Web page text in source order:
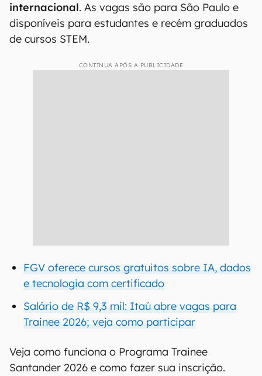
internacional. As vagas são para São Paulo e
disponíveis para estudantes e recém graduados
de cursos STEM.
CONTINUA APÓS A PUBLICIDADE
FGV oferece cursos gratuitos sobre IA, dados
e tecnologia com certificado
Salário de R$ 9,3 mil: Itaú abre vagas para
Trainee 2026; veja como participar
Veja como funciona o Programa Trainee
Santander 2026 e como fazer sua inscrição.